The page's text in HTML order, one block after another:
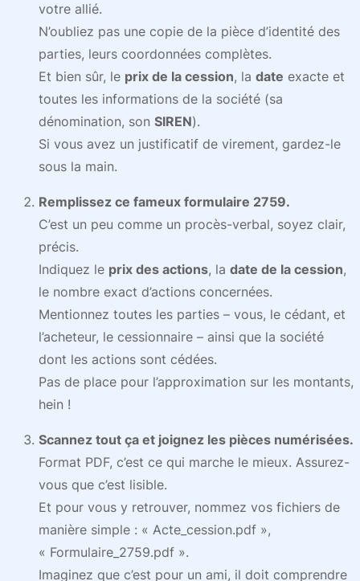
votre allié.
N’oubliez pas une copie de la pièce d’identité des
parties, leurs coordonnées complètes.
Et bien sûr, le prix de la cession, la date exacte et
toutes les informations de la société (sa
dénomination, son SIREN).
Si vous avez un justificatif de virement, gardez-le
sous la main.
Remplissez ce fameux formulaire 2759.
C’est un peu comme un procès-verbal, soyez clair,
précis.
Indiquez le prix des actions, la date de la cession,
le nombre exact d’actions concernées.
Mentionnez toutes les parties – vous, le cédant, et
l’acheteur, le cessionnaire – ainsi que la société
dont les actions sont cédées.
Pas de place pour l’approximation sur les montants,
hein !
Scannez tout ça et joignez les pièces numérisées.
Format PDF, c’est ce qui marche le mieux. Assurez-
vous que c’est lisible.
Et pour vous y retrouver, nommez vos fichiers de
manière simple : « Acte_cession.pdf »,
« Formulaire_2759.pdf ».
Imaginez que c’est pour un ami, il doit comprendre